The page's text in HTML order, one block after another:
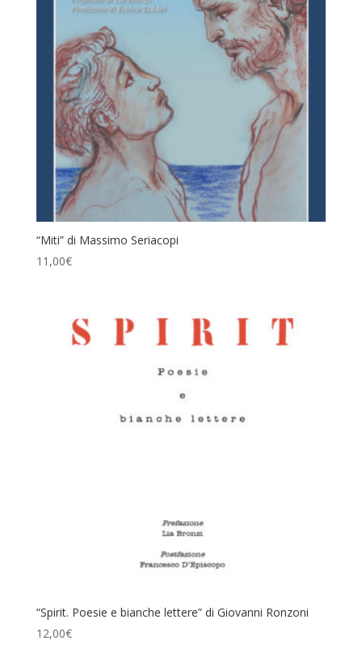
“Miti” di Massimo Seriacopi
11,00€
“Spirit. Poesie e bianche lettere” di Giovanni Ronzoni
12,00€